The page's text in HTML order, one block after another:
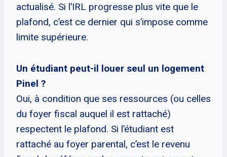
actualisé. Si l’IRL progresse plus vite que le
plafond, c’est ce dernier qui s’impose comme
limite supérieure.
Un étudiant peut-il louer seul un logement
Pinel ?
Oui, à condition que ses ressources (ou celles
du foyer fiscal auquel il est rattaché)
respectent le plafond. Si l’étudiant est
rattaché au foyer parental, c’est le revenu